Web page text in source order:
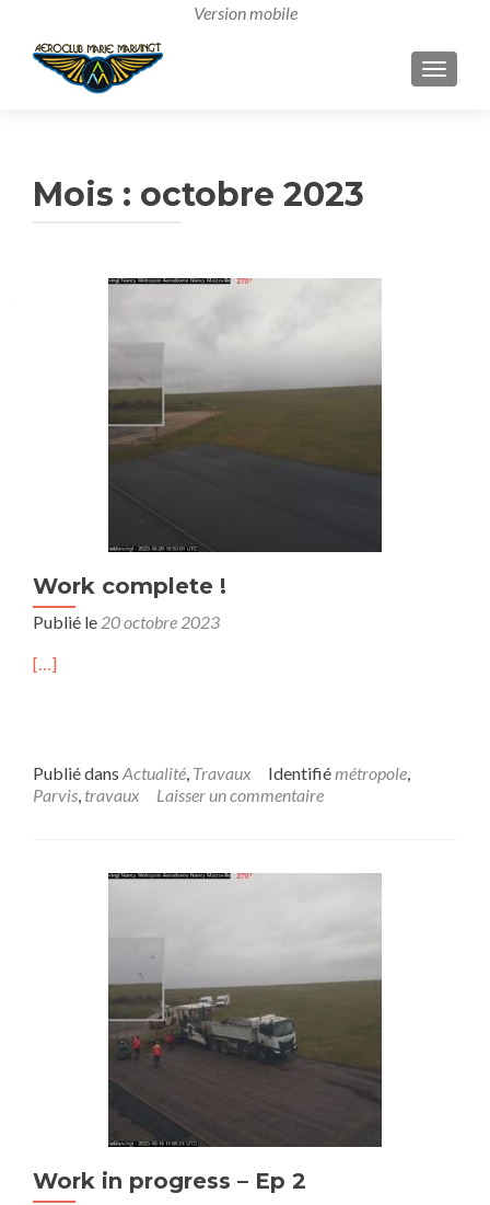
Mois : octobre 2023
Work complete !
Publié le 20 octobre 2023
[…]
Publié dans Actualité, Travaux Identifiémétropole,
Parvis, travaux Laisser un commentaire
Work in progress – Ep 2